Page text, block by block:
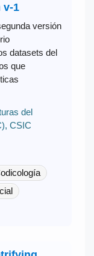
v-1
versión
datasets del
que
del
CSIC